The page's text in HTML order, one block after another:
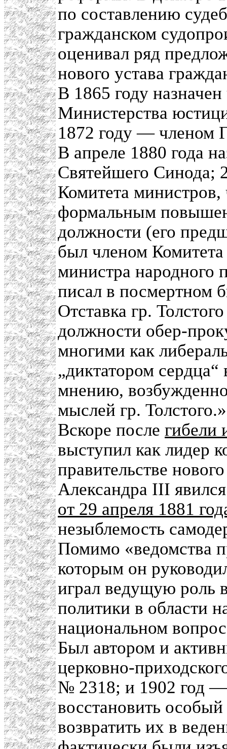
по составлению
гражданском
оценивал ряд
нового устава
В 1865 году
Министерства
1872 году — членом
В апреле 1880 года
Святейшего Синода;
Комитета
формальным
должности (его
был членом
министра народного
писал в посмертном
Отставка гр.
должности обер-
многими как
„диктатором
мнению,
мыслей гр. Толстого.»
Вскоре после гибели
выступил как лидер
правительстве
Александра III
от 29 апреля 1881
незыблемость
Помимо «ведомства
которым он
играл ведущую роль
политики в области
национальном
Был автором и
церковно-
№ 2318; и 1902 год
восстановить
возвратить их в